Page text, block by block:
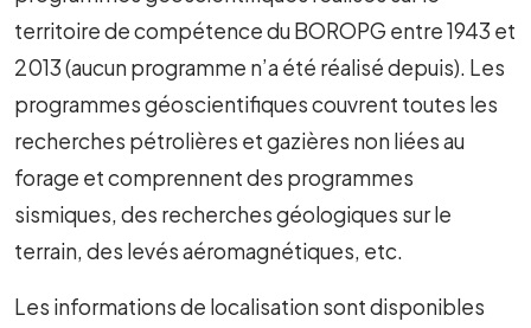
territoire de compétence du BOROPG entre 1943 et
2013 (aucun programme n’a été réalisé depuis). Les
programmes géoscientifiques couvrent toutes les
recherches pétrolières et gazières non liées au
forage et comprennent des programmes
sismiques, des recherches géologiques sur le
terrain, des levés aéromagnétiques, etc.
Les informations de localisation sont disponibles